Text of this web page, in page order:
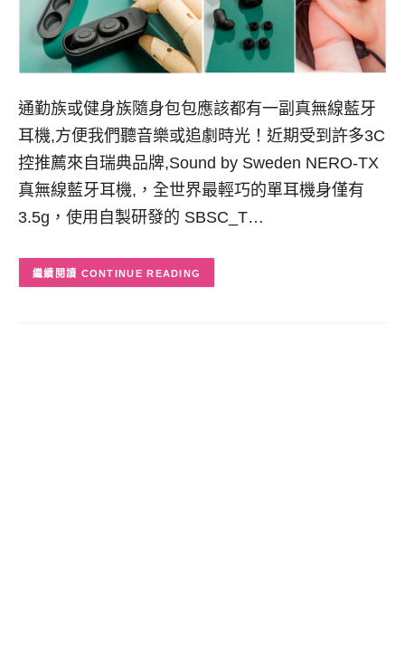
通勤族或健身族隨身包包應該都有一副真無線藍牙
耳機,方便我們聽音樂或追劇時光！近期受到許多3C
控推薦來自瑞典品牌,Sound by Sweden NERO-TX
真無線藍牙耳機,，全世界最輕巧的單耳機身僅有
3.5g，使用自製研發的 SBSC_T…
CONTINUE READING